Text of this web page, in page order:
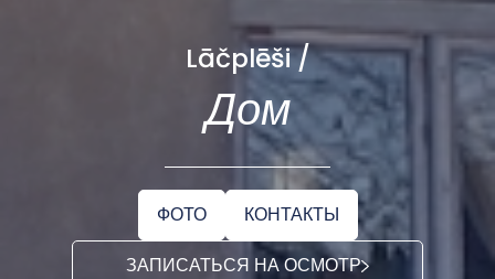
Lāčplēši /
Дом
ФОТО
КОНТАКТЫ
ЗАПИСАТЬСЯ НА ОСМОТР